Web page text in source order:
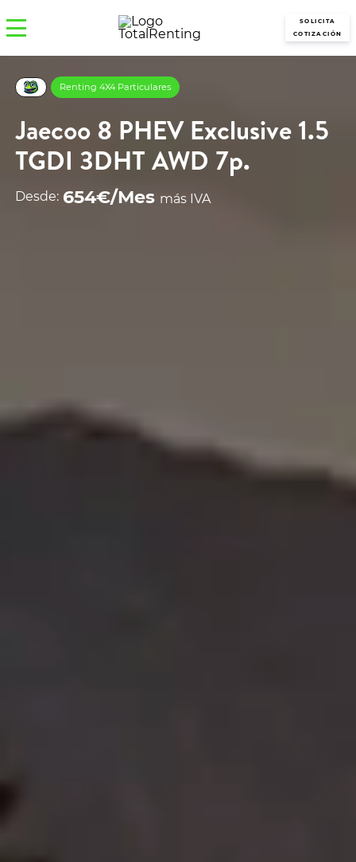
SOLICITA
COTIZACIÓN
Renting 4X4 Particulares
Jaecoo 8 PHEV Exclusive 1.5
TGDI 3DHT AWD 7p.
Desde: 654€/Mes más IVA